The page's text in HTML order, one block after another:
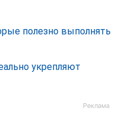
полезно выполнять
укрепляют